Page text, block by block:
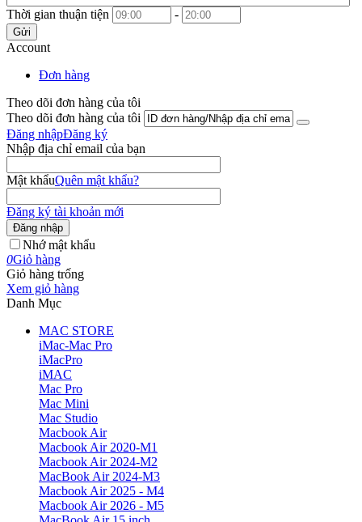
Thời gian thuận tiện -
Gửi
Account
Đơn hàng
Theo dõi đơn hàng của tôi
Theo dõi đơn hàng của tôi
Đăng nhậpĐăng ký
Nhập địa chỉ email của bạn
Mật khẩuQuên mật khẩu?
Đăng ký tài khoản mới
Đăng nhập
Nhớ mật khẩu
0Giỏ hàng
Giỏ hàng trống
Xem giỏ hàng
Danh Mục
MAC STORE
iMac-Mac Pro
iMacPro
iMAC
Mac Pro
Mac Mini
Mac Studio
Macbook Air
Macbook Air 2020-M1
Macbook Air 2024-M2
MacBook Air 2024-M3
Macbook Air 2025 - M4
Macbook Air 2026 - M5